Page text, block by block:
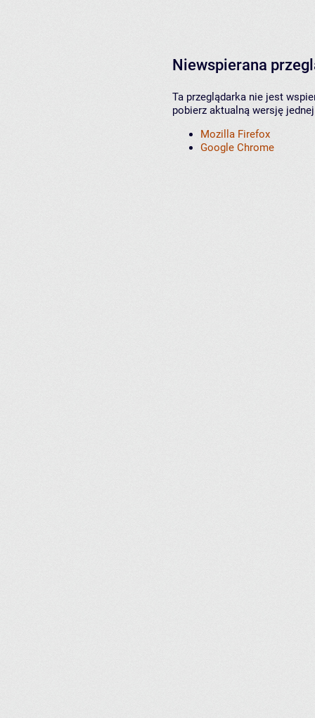
Niewspierana
Ta przeglądarka nie jest
pobierz aktualną wersję
Mozilla Firefox
Google Chrome